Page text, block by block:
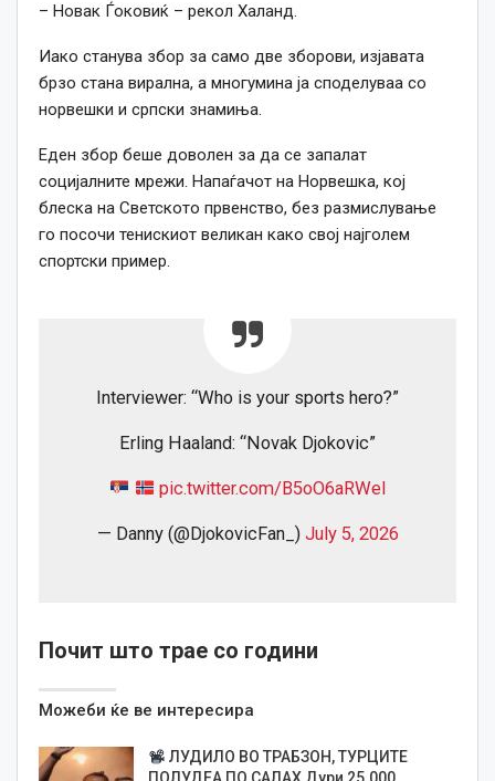
– Новак Ѓоковиќ – рекол Халанд.
Иако станува збор за само две зборови, изјавата
брзо стана вирална, а многумина ја споделуваа со
норвешки и српски знамиња.
Еден збор беше доволен за да се запалат
социјалните мрежи. Напаѓачот на Норвешка, кој
блеска на Светското првенство, без размислување
го посочи тенискиот великан како свој најголем
спортски пример.
Interviewer: “Who is your sports hero?”
Erling Haaland: “Novak Djokovic”
pic.twitter.com/B5oO6aRWel
— Danny (@DjokovicFan_) July 5, 2026
Почит што трае со години
Можеби ќе ве интересира
ЛУДИЛО ВО ТРАБЗОН, ТУРЦИТЕ